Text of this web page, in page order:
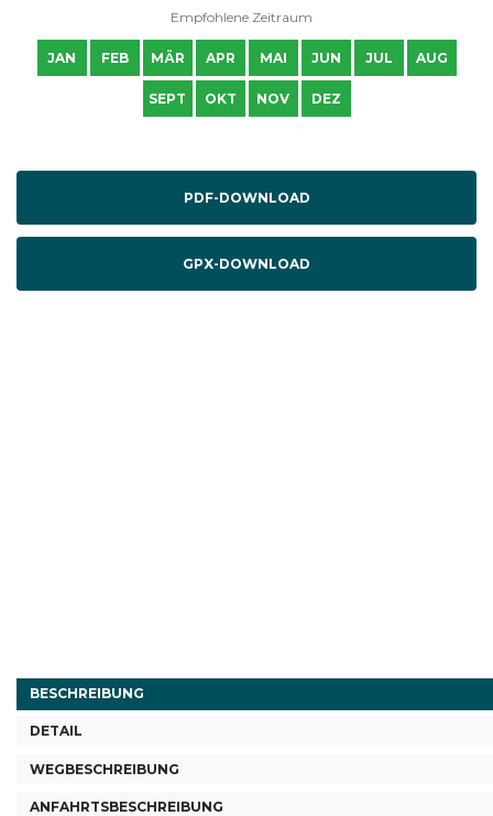
Empfohlene Zeitraum
JAN FEB MÄR APR MAI JUN JUL AUG
SEPT OKT NOV DEZ
PDF-DOWNLOAD
GPX-DOWNLOAD
BESCHREIBUNG
DETAIL
WEGBESCHREIBUNG
ANFAHRTSBESCHREIBUNG